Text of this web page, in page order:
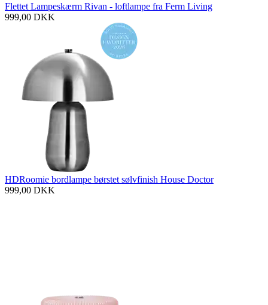
Flettet Lampeskærm Rivan - loftlampe fra Ferm Living
999,00 DKK
HDRoomie bordlampe børstet sølvfinish House Doctor
999,00 DKK